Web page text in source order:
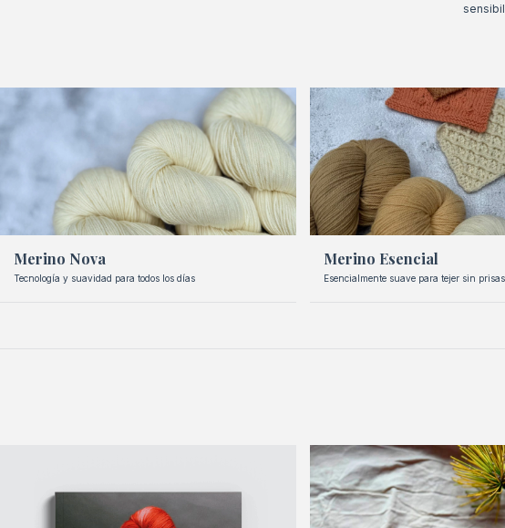
Merino Nova
Tecnología y suavidad para todos los días
Merino Esencial
Esencialmente suave para tejer sin prisas